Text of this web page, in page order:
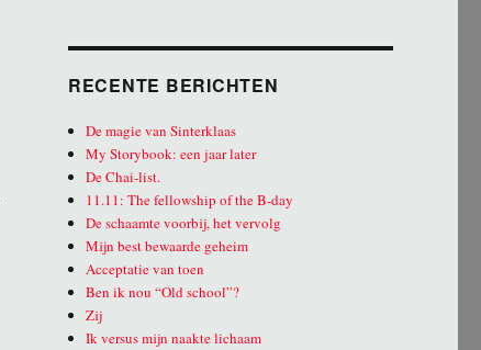
RECENTE BERICHTEN
De magie van Sinterklaas
My Storybook: een jaar later
De Chai-list.
11.11: The fellowship of the B-day
De schaamte voorbij, het vervolg
Mijn best bewaarde geheim
Acceptatie van toen
Ben ik nou “Old school”?
Zij
Ik versus mijn naakte lichaam